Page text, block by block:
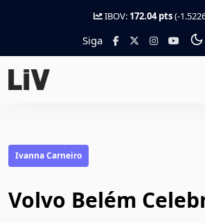
IBOV: 172.04 pts(-
Siga
Ivanna Carneiro
Volvo Belém